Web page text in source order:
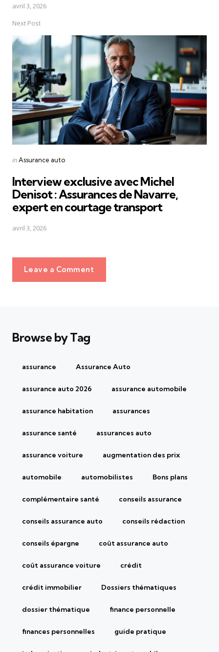
avril 3, 2026
Next Post
Posted
inAssurance auto
Interview exclusive avec Michel
Denisot : Assurances de Navarre,
expert en courtage transport
avril 3, 2026
Leave a Comment
Browse by Tag
assurance Assurance Auto
assurance auto 2026 assurance automobile
assurance habitation assurances
assurance santé assurances auto
assurance voiture augmentation des prix
automobile automobilistes Bons plans
complémentaire santé conseils assurance
conseils assurance auto conseils rédaction
conseils épargne coût assurance auto
coût assurance voiture crédit
crédit immobilier Dossiers thématiques
dossier thématique finance personnelle
finances personnelles guide pratique